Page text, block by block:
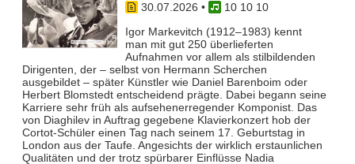
30.07.2026 •
10 10 10
Igor Markevitch (1912–1983) kennt
man mit gut 250 überlieferten
Aufnahmen vor allem als stilbildenden
Dirigenten, der – selbst von Hermann Scherchen
ausgebildet – später Künstler wie Daniel Barenboim oder
Herbert Blomstedt entscheidend prägte. Dabei begann seine
Karriere sehr früh als aufsehenerregender Komponist. Das
von Diaghilev in Auftrag gegebene Klavierkonzert hob der
Cortot-Schüler einen Tag nach seinem 17. Geburtstag in
London aus der Taufe. Angesichts der wirklich erstaunlichen
Qualitäten und der trotz spürbarer Einflüsse Nadia